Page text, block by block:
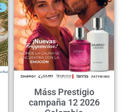
Máss Prestigio
campaña 12 2026